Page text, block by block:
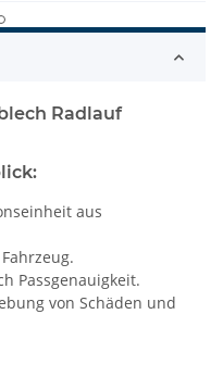
Radlauf
aus
Passgenauigkeit.
von Schäden und